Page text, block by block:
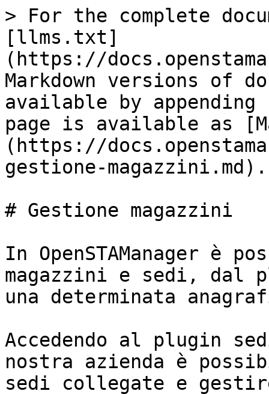
> For the complete
[llms.txt]
(https://
Markdown versions of
available by
page is available as
(https://
gestione-magazzini.md).
# Gestione magazzini
In OpenSTAManager è
magazzini e sedi,
una determinata
Accedendo al plugin
nostra azienda è
sedi collegate e